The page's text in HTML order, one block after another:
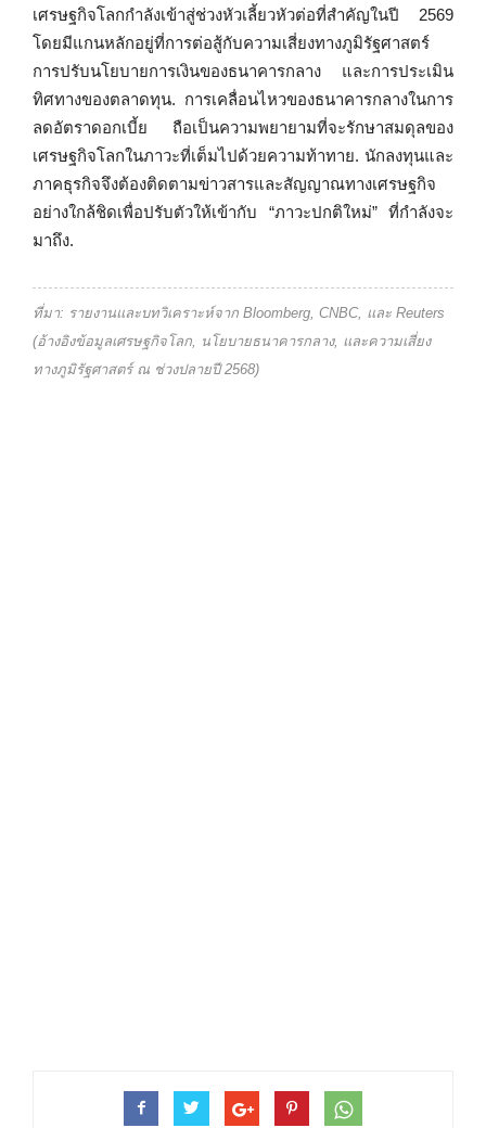
เศรษฐกิจโลกกำลังเข้าสู่ช่วงหัวเลี้ยวหัวต่อที่สำคัญในปี 2569
โดยมีแกนหลักอยู่ที่การต่อสู้กับความเสี่ยงทางภูมิรัฐศาสตร์
การปรับนโยบายการเงินของธนาคารกลาง และการประเมิน
ทิศทางของตลาดทุน. การเคลื่อนไหวของธนาคารกลางในการ
ลดอัตราดอกเบี้ย ถือเป็นความพยายามที่จะรักษาสมดุลของ
เศรษฐกิจโลกในภาวะที่เต็มไปด้วยความท้าทาย. นักลงทุนและ
ภาคธุรกิจจึงต้องติดตามข่าวสารและสัญญาณทางเศรษฐกิจ
อย่างใกล้ชิดเพื่อปรับตัวให้เข้ากับ “ภาวะปกติใหม่” ที่กำลังจะ
มาถึง.
ที่มา: รายงานและบทวิเคราะห์จาก Bloomberg, CNBC, และ Reuters
(อ้างอิงข้อมูลเศรษฐกิจโลก, นโยบายธนาคารกลาง, และความเสี่ยง
ทางภูมิรัฐศาสตร์ ณ ช่วงปลายปี 2568)